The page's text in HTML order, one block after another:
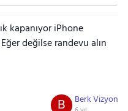
kapanıyor iPhone
değilse randevu alın
Berk Vizyon
B